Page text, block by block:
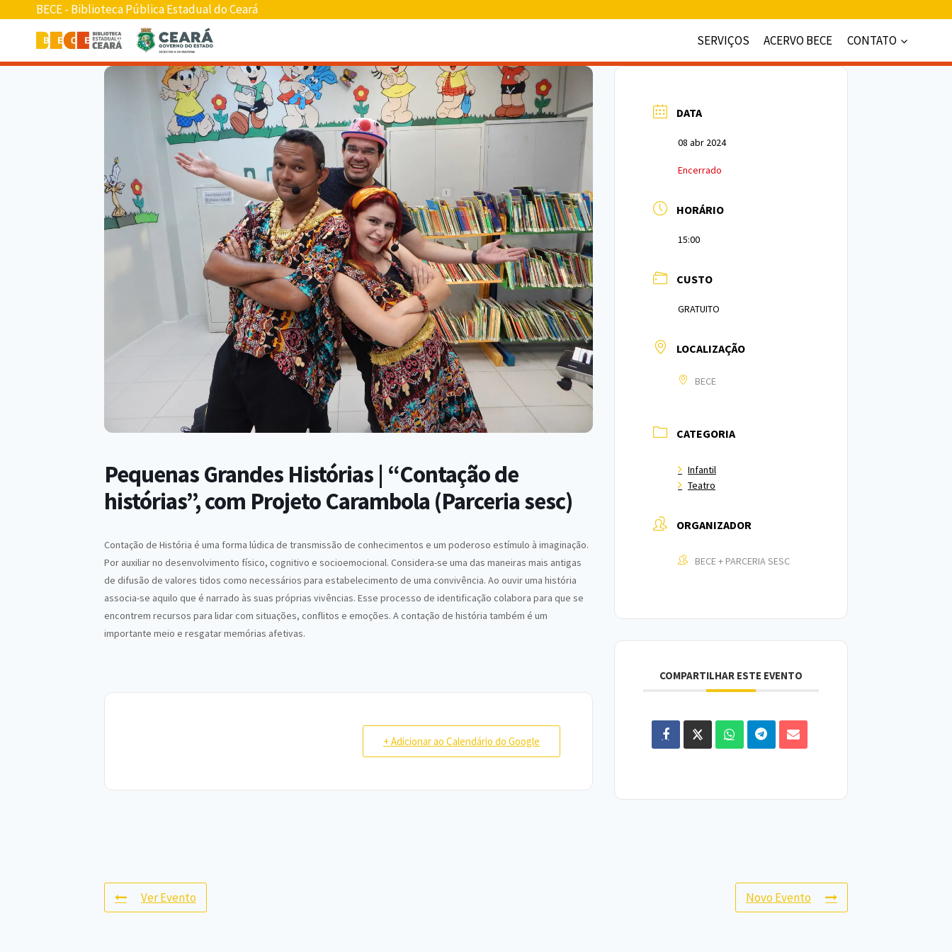
BECE - Biblioteca Pública Estadual do Ceará
SERVIÇOS
ACERVO BECE CONTATO
Pequenas Grandes Histórias | “Contação de
histórias”, com Projeto Carambola (Parceria sesc)
Contação de História é uma forma lúdica de transmissão de conhecimentos e um poderoso estímulo à imaginação.
Por auxiliar no desenvolvimento físico, cognitivo e socioemocional. Considera-se uma das maneiras mais antigas
de difusão de valores tidos como necessários para estabelecimento de uma convivência. Ao ouvir uma história
associa-se aquilo que é narrado às suas próprias vivências. Esse processo de identificação colabora para que se
encontrem recursos para lidar com situações, conflitos e emoções. A contação de história também é um
importante meio e resgatar memórias afetivas.
+ Adicionar ao Calendário do Google
DATA
08 abr 2024
Encerrado
HORÁRIO
15:00
CUSTO
GRATUITO
LOCALIZAÇÃO
BECE
CATEGORIA
Infantil
Teatro
ORGANIZADOR
BECE + PARCERIA SESC
COMPARTILHAR ESTE EVENTO
Ver Evento Novo Evento